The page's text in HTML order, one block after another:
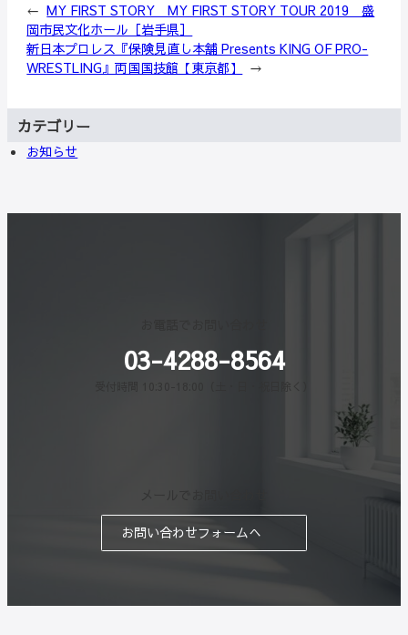
← MY FIRST STORY MY FIRST STORY TOUR 2019 盛
岡市民文化ホール［岩手県］
新日本プロレス『保険見直し本舗 Presents KING OF PRO-
WRESTLING』両国国技館【東京都】
→
カテゴリー
お知らせ
03-4288-8564
受付時間 10:30-18:00（土・日・祝日除く）
お問い合わせフォームへ